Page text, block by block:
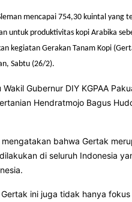
mencapai 754,30 kuintal yang
untuk produktivitas kopi Arabika
kegiatan Gerakan Tanam Kopi
Sabtu (26/2).
Wakil Gubernur DIY KGPAA
Hendratmojo Bagus
bahwa Gertak
di seluruh Indonesia
ini juga tidak hanya